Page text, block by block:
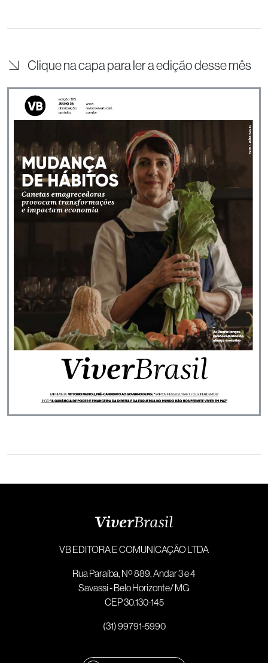
Clique na capa para ler a edição desse mês
VB EDITORA E COMUNICAÇÃO LTDA
Rua Paraíba, Nº 889, Andar 3 e 4
Savassi - Belo Horizonte/ MG
CEP 30.130-145
(31) 99791-5990